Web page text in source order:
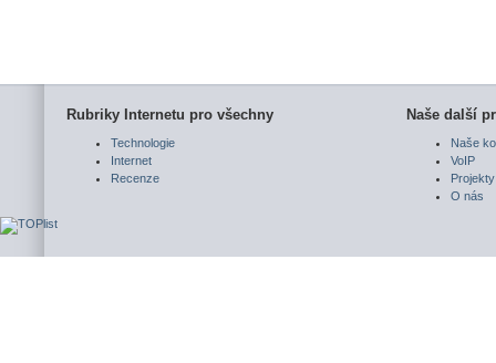
Rubriky Internetu pro všechny
Technologie
Internet
Recenze
Naše další
Naše
VoIP
Projekty
O nás